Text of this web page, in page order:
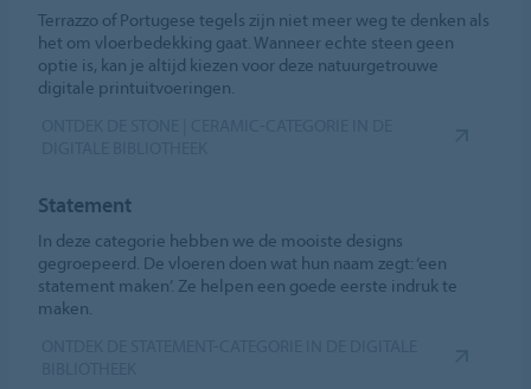
Terrazzo of Portugese tegels zijn niet meer weg te denken als
het om vloerbedekking gaat. Wanneer echte steen geen
optie is, kan je altijd kiezen voor deze natuurgetrouwe
digitale printuitvoeringen.
Statement
In deze categorie hebben we de mooiste designs
gegroepeerd. De vloeren doen wat hun naam zegt: ‘een
statement maken’. Ze helpen een goede eerste indruk te
maken.